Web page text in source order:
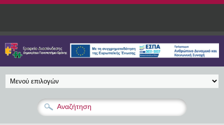
Παράκαμψη προς το κυρίως περιεχόμενο